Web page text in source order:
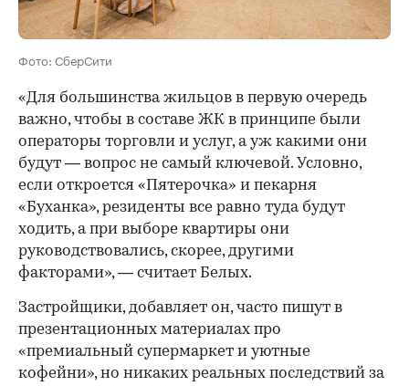
Фото: СберСити
«Для большинства жильцов в первую очередь
важно, чтобы в составе ЖК в принципе были
операторы торговли и услуг, а уж какими они
будут — вопрос не самый ключевой. Условно,
если откроется «Пятерочка» и пекарня
«Буханка», резиденты все равно туда будут
ходить, а при выборе квартиры они
руководствовались, скорее, другими
факторами», — считает Белых.
Застройщики, добавляет он, часто пишут в
презентационных материалах про
«премиальный супермаркет и уютные
кофейни», но никаких реальных последствий за